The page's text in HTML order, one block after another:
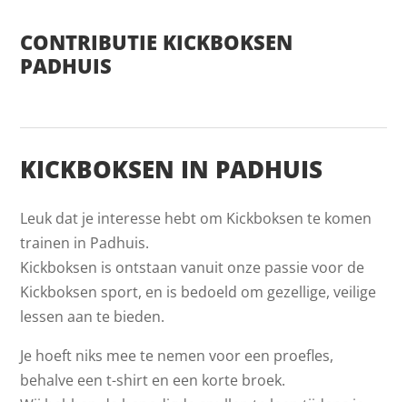
CONTRIBUTIE KICKBOKSEN
PADHUIS
KICKBOKSEN IN PADHUIS
Leuk dat je interesse hebt om Kickboksen te komen
trainen in Padhuis.
Kickboksen is ontstaan vanuit onze passie voor de
Kickboksen sport, en is bedoeld om gezellige, veilige
lessen aan te bieden.
Je hoeft niks mee te nemen voor een proefles,
behalve een t-shirt en een korte broek.